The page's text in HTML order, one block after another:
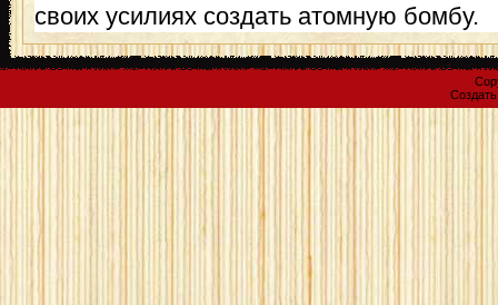
своих усилиях создать атомную бомбу.